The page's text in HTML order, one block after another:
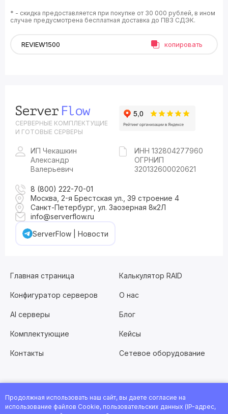
* - скидка предоставляется при покупке от 30 000 рублей, в ином
случае предусмотрена бесплатная доставка до ПВЗ СДЭК.
копировать
СЕРВЕРНЫЕ КОМПЛЕКТУЩИЕ
И ГОТОВЫЕ СЕРВЕРЫ
ИП Чекашкин
Александр
Валерьевич
ИНН 132804277960
ОГРНИП
320132600020621
8 (800) 222-70-01
Москва, 2-я Брестская ул., 39 строение 4
Санкт-Петербург, ул. Заозерная 8к2Л
info@serverflow.ru
ServerFlow | Новости
Главная страница Калькулятор RAID
Конфигуратор серверов О нас
AI серверы Блог
Комплектующие Кейсы
Контакты Сетевое оборудование
Хотите работать с нами? Заполните анкету
Продолжная использовать наш сайт, вы даете согласие на
использование файлов Cookie, пользовательских данных (IP-адрес,